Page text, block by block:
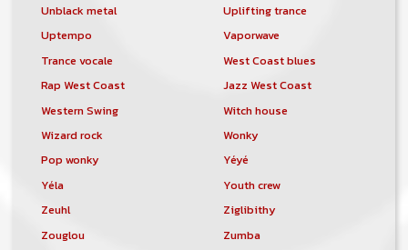
Unblack metal
Uplifting trance
Uptempo
Vaporwave
Trance vocale
West Coast blues
Rap West Coast
Jazz West Coast
Western Swing
Witch house
Wizard rock
Wonky
Pop wonky
Yéyé
Yéla
Youth crew
Zeuhl
Ziglibithy
Zouglou
Zumba